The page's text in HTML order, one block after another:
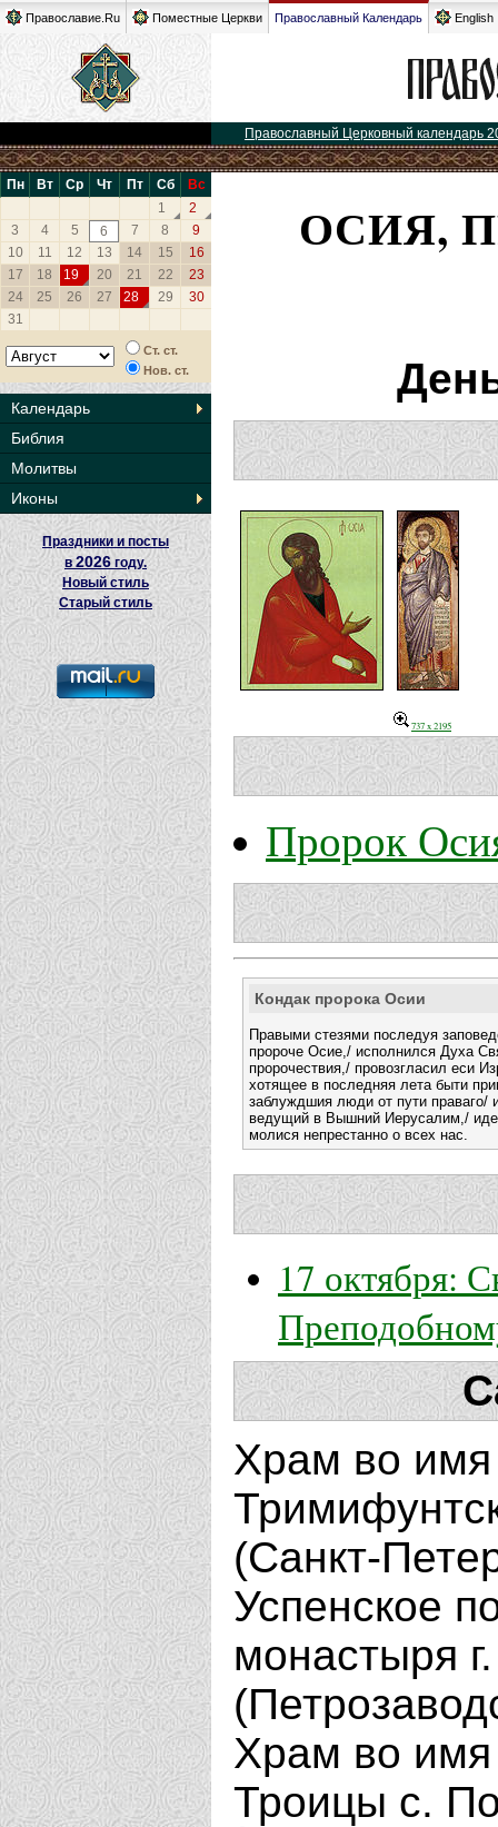
Православие.Ru Поместные Церкви Православный Календарь English
Православный Церковный календарь
Пн Вт Ср Чт Пт Сб
Вс
1
2
3
4 5 6 7 8
9
10
11 12 13 14 15
16
17
18 19 20 21 22
23
24
25 26 27 28 29
30
31
Ст. ст.
Нов. ст.
Календарь
Библия
Молитвы
Иконы
Праздники и посты
в2026 году.
Новый стиль
Старый стиль
ОСИЯ,
737 x 2195
Пророк
Кондак пророка Осии
Правыми стезями последуя
пророче Осие,/ исполнился Духа
пророчествия,/ провозгласил еси
хотящее в последняя лета быти
заблуждшия люди от пути праваго/
ведущий в Вышний Иерусалим,/
молися непрестанно о всех нас.
17 октября:
Храм во имя
(Санкт-
Успенское
монастыря
Храм во
Троицы с.